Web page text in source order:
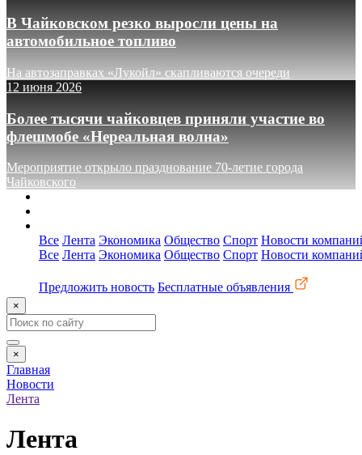
В Чайковском резко выросли цены на
автомобильное топливо
На автозаправках «Лукойл» скапливаются очереди
12 июня 2026
Более тысячи чайковцев приняли участие во
флешмобе «Нереальная волна»
Мероприятие открыло празднование 70-летие города
Чайковского
Все Лента Экономика Общество Спорт Новости
Все Лента Экономика Общество Спорт Новости
Предложить новость Бесплатные объявления
×
×
Главная
Новости
Лента
Лента